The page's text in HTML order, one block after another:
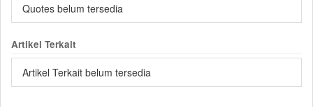
Quotes belum tersedia
Artikel Terkait
Artikel Terkait belum tersedia